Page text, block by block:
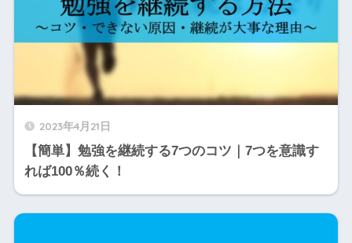
2023年4月21日
【簡単】勉強を継続する7つのコツ｜7つを意識す
れば100％続く！